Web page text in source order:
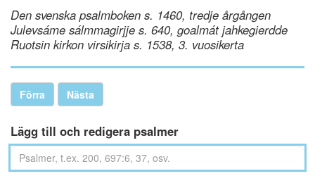
Den svenska psalmboken s. 1460, tredje årgången
Julevsáme sálmmagirjje s. 640, goalmát jahkegierdde
Ruotsin kirkon virsikirja s. 1538, 3. vuosikerta
Förra Nästa
Lägg till och redigera psalmer